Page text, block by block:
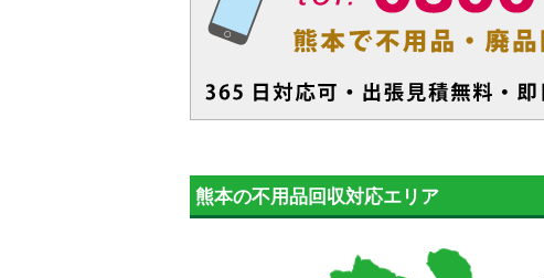
熊本の不用品回収対応エリア